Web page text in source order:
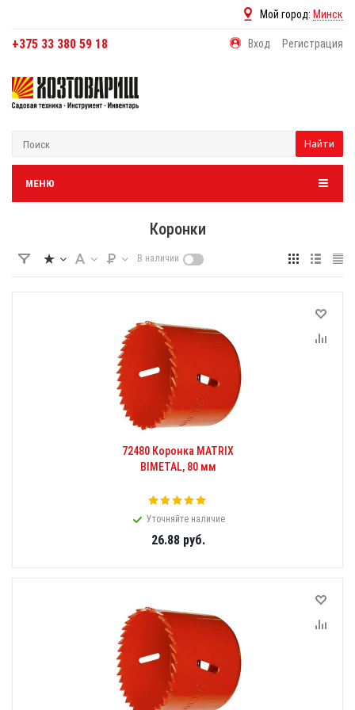
Мой город: Минск
+375 33 380 59 18 Вход Регистрация
Найти
МЕНЮ
Коронки
В наличии
72480 Коронка MATRIX
BIMETAL, 80 мм
Уточняйте наличие
26.88руб.